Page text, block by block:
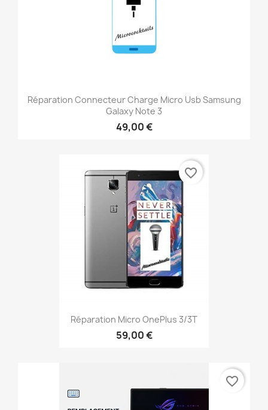
Réparation Connecteur Charge Micro Usb Samsung
Galaxy Note 3
49,00 €
Réparation Micro OnePlus 3/3T
59,00 €
favorite_border
favorite_border